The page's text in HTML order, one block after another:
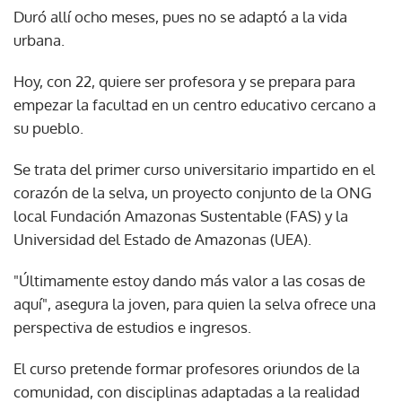
Duró allí ocho meses, pues no se adaptó a la vida
urbana.
Hoy, con 22, quiere ser profesora y se prepara para
empezar la facultad en un centro educativo cercano a
su pueblo.
Se trata del primer curso universitario impartido en el
corazón de la selva, un proyecto conjunto de la ONG
local Fundación Amazonas Sustentable (FAS) y la
Universidad del Estado de Amazonas (UEA).
"Últimamente estoy dando más valor a las cosas de
aquí", asegura la joven, para quien la selva ofrece una
perspectiva de estudios e ingresos.
El curso pretende formar profesores oriundos de la
comunidad, con disciplinas adaptadas a la realidad